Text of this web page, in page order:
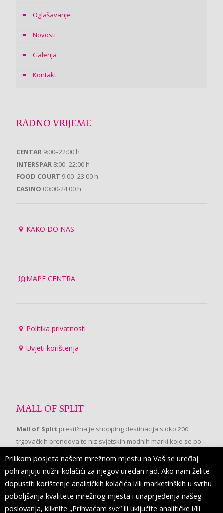
Oglašavanje
Novosti
Galerija
Kontakt
RADNO VRIJEME
CENTAR 9:00–22:00 h
INTERSPAR 8:00–22:00 h
FOOD COURT 9:00–23:00 h
CASINO 00:00-24:00 h
KAKO DO NAS
MAPE CENTRA
Politika privatnosti
Uvjeti korištenja
MALL OF SPLIT
Mall of Split prestižna je shopping destinacija s oko 200
trgovačkih brendova te niz svjetskih modnih marki koje se po
prvi put pojavljuju u Splitu.
PRATITE NAS
Prilikom posjeta našem mrežnom mjestu na Vaš se uređaj
pohranjuju nužni kolačići za njegov uredan rad. Ako nam želite
dopustiti korištenje analitičkih kolačića i/ili marketinških u svrhu
poboljšanja kvalitete mrežnog mjesta i unaprjeđenja našeg
poslovanja, kliknite „Prihvaćam sve“ ili uključite analitičke i/ili